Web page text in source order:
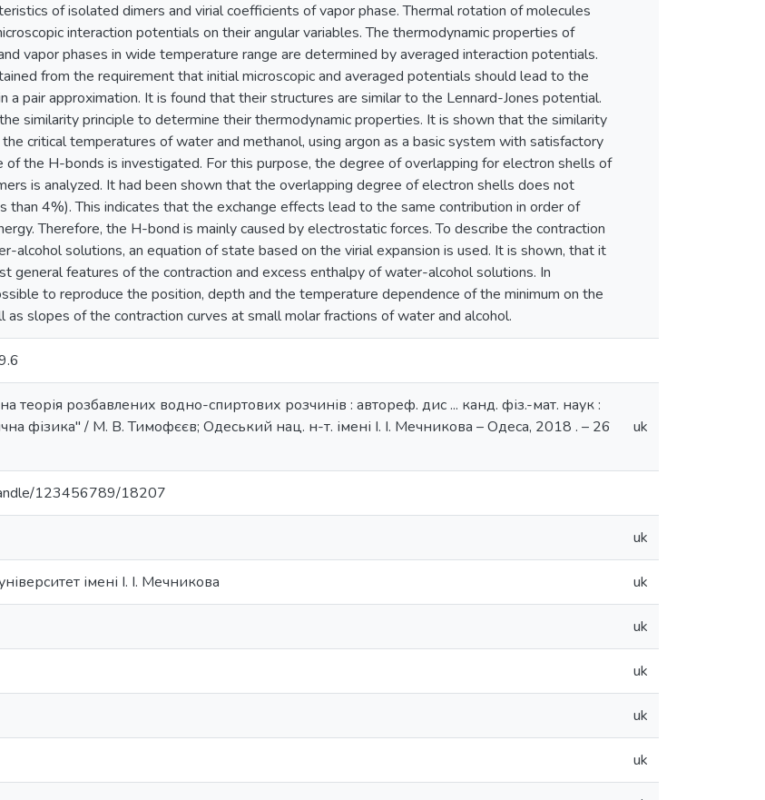
of isolated dimers and virial coefficients of vapor phase. Thermal rotation of molecules
interaction potentials on their angular variables. The thermodynamic properties of
vapor phases in wide temperature range are determined by averaged interaction potentials.
from the requirement that initial microscopic and averaged potentials should lead to the
a pair approximation. It is found that their structures are similar to the Lennard-Jones potential.
similarity principle to determine their thermodynamic properties. It is shown that the similarity
critical temperatures of water and methanol, using argon as a basic system with satisfactory
of the H-bonds is investigated. For this purpose, the degree of overlapping for electron shells of
is analyzed. It had been shown that the overlapping degree of electron shells does not
than 4%). This indicates that the exchange effects lead to the same contribution in order of
Therefore, the H-bond is mainly caused by electrostatic forces. To describe the contraction
alcohol solutions, an equation of state based on the virial expansion is used. It is shown, that it
general features of the contraction and excess enthalpy of water-alcohol solutions. In
to reproduce the position, depth and the temperature dependence of the minimum on the
as slopes of the contraction curves at small molar fractions of water and alcohol.
теорія розбавлених водно-спиртових розчинів : автореф. дис ... канд. фіз.-мат. наук :
фізика" / М. В. Тимофєєв; Одеський нац. н-т. імені І. І. Мечникова – Одеса, 2018 . – 26
uk
123456789/18207
uk
імені І. І. Мечникова uk
uk
uk
uk
uk